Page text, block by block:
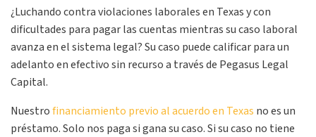
¿Luchando contra violaciones laborales en Texas y con
dificultades para pagar las cuentas mientras su caso laboral
avanza en el sistema legal? Su caso puede calificar para un
adelanto en efectivo sin recurso a través de Pegasus Legal
Capital.
Nuestrofinanciamiento previo al acuerdo en Texas no es un
préstamo. Solo nos paga si gana su caso. Si su caso no tiene